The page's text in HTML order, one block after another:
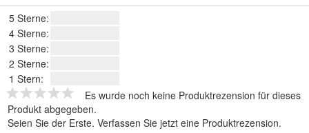
5 Sterne:
4 Sterne:
3 Sterne:
2 Sterne:
1 Stern:
Es wurde noch keine Produktrezension für dieses
Produkt abgegeben.
Seien Sie der Erste. Verfassen Sie jetzt eine Produktrezension.